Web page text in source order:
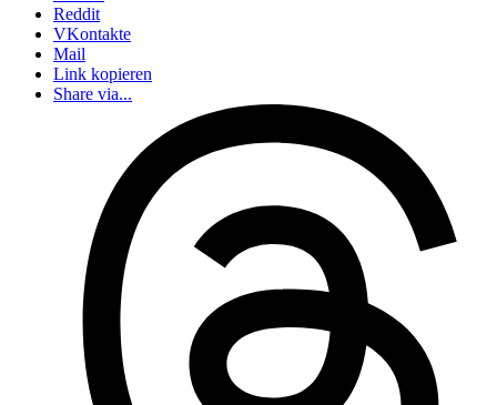
Reddit
VKontakte
Mail
Link kopieren
Share via...